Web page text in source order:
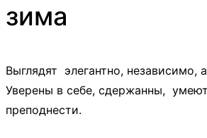
зима
Выглядят элегантно, независимо,
Уверены в себе, сдержанны,
преподнести.